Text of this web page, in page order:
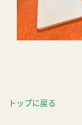
トップに戻る